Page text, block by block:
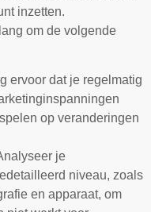
inzetten.
om de volgende
ervoor dat je regelmatig
op veranderingen
je
niveau, zoals
en apparaat, om